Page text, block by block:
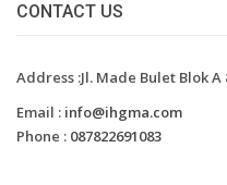
CONTACT US
Address :Jl. Made Bulet Blok
Email : info@ihgma.com
Phone : 087822691083